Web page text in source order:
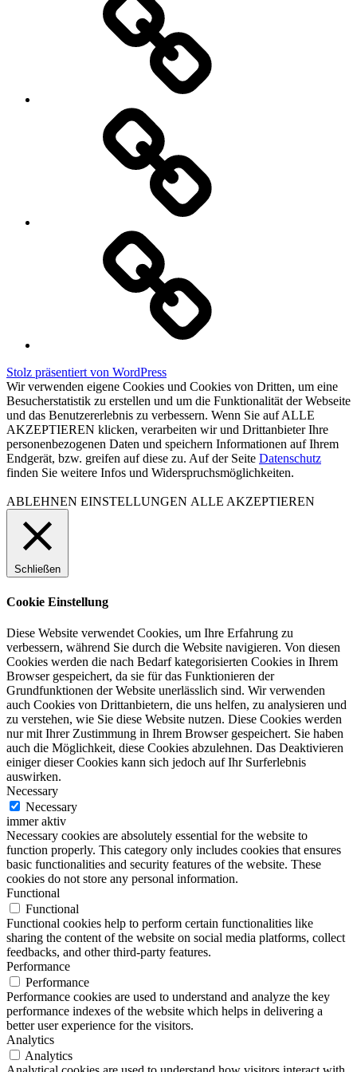
Stolz präsentiert von WordPress
Wir verwenden eigene Cookies und Cookies von Dritten, um eine
Besucherstatistik zu erstellen und um die Funktionalität der Webseite
und das Benutzererlebnis zu verbessern. Wenn Sie auf ALLE
AKZEPTIEREN klicken, verarbeiten wir und Drittanbieter Ihre
personenbezogenen Daten und speichern Informationen auf Ihrem
Endgerät, bzw. greifen auf diese zu. Auf der Seite Datenschutz
finden Sie weitere Infos und Widerspruchsmöglichkeiten.
ABLEHNEN EINSTELLUNGEN ALLE AKZEPTIEREN
Schließen
Cookie Einstellung
Diese Website verwendet Cookies, um Ihre Erfahrung zu
verbessern, während Sie durch die Website navigieren. Von diesen
Cookies werden die nach Bedarf kategorisierten Cookies in Ihrem
Browser gespeichert, da sie für das Funktionieren der
Grundfunktionen der Website unerlässlich sind. Wir verwenden
auch Cookies von Drittanbietern, die uns helfen, zu analysieren und
zu verstehen, wie Sie diese Website nutzen. Diese Cookies werden
nur mit Ihrer Zustimmung in Ihrem Browser gespeichert. Sie haben
auch die Möglichkeit, diese Cookies abzulehnen. Das Deaktivieren
einiger dieser Cookies kann sich jedoch auf Ihr Surferlebnis
auswirken.
Necessary
Necessary
immer aktiv
Necessary cookies are absolutely essential for the website to
function properly. This category only includes cookies that ensures
basic functionalities and security features of the website. These
cookies do not store any personal information.
Functional
Functional
Functional cookies help to perform certain functionalities like
sharing the content of the website on social media platforms, collect
feedbacks, and other third-party features.
Performance
Performance
Performance cookies are used to understand and analyze the key
performance indexes of the website which helps in delivering a
better user experience for the visitors.
Analytics
Analytics